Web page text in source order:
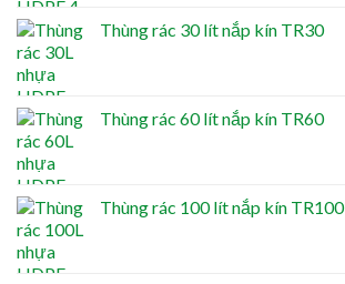
Thùng rác 30 lít nắp kín TR30
Thùng rác 60 lít nắp kín TR60
Thùng rác 100 lít nắp kín TR100